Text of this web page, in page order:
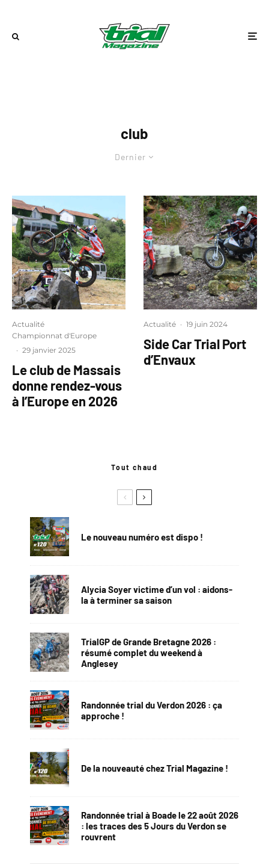
club
Dernier
Actualité
Championnat d'Europe
· 29 janvier 2025
Le club de Massais
donne rendez-vous
à l’Europe en 2026
Actualité · 19 juin 2024
Side Car Trial Port
d’Envaux
Tout chaud
Le nouveau numéro est dispo !
Alycia Soyer victime d’un vol : aidons-
la à terminer sa saison
TrialGP de Grande Bretagne 2026 :
résumé complet du weekend à
Anglesey
Randonnée trial du Verdon 2026 : ça
approche !
De la nouveauté chez Trial Magazine !
Randonnée trial à Boade le 22 août 2026
: les traces des 5 Jours du Verdon se
rouvrent